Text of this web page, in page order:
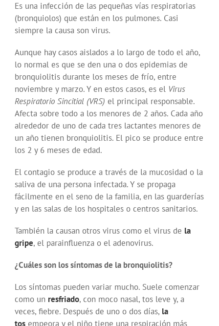
Es una infección de las pequeñas vías respiratorias
(bronquiolos) que están en los pulmones. Casi
siempre la causa son virus.
Aunque hay casos aislados a lo largo de todo el año,
lo normal es que se den una o dos epidemias de
bronquiolitis durante los meses de frío, entre
noviembre y marzo. Y en estos casos, es el Virus
Respiratorio Sincitial (VRS) el principal responsable.
Afecta sobre todo a los menores de 2 años. Cada año
alrededor de uno de cada tres lactantes menores de
un año tienen bronquiolitis. El pico se produce entre
los 2 y 6 meses de edad.
El contagio se produce a través de la mucosidad o la
saliva de una persona infectada. Y se propaga
fácilmente en el seno de la familia, en las guarderías
y en las salas de los hospitales o centros sanitarios.
También la causan otros virus como el virus de la
gripe, el parainfluenza o el adenovirus.
¿Cuáles son los síntomas de la bronquiolitis?
Los síntomas pueden variar mucho. Suele comenzar
como un resfriado, con moco nasal, tos leve y, a
veces, fiebre. Después de uno o dos días, la
tos empeora y el niño tiene una respiración más